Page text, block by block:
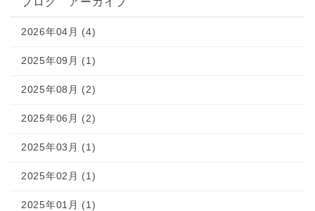
2026年04月 (4)
2025年09月 (1)
2025年08月 (2)
2025年06月 (2)
2025年03月 (1)
2025年02月 (1)
2025年01月 (1)